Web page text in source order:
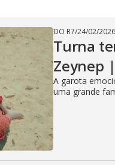
DO R7/24/02/2026
Turna
Zeynep
A garota
uma grande